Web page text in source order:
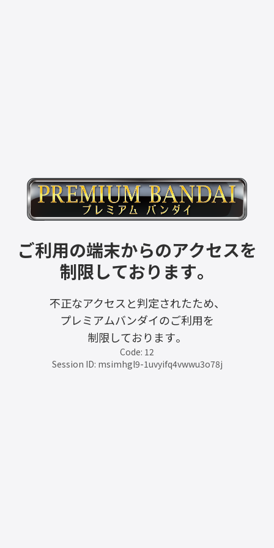
ご利用の端末からのアクセスを
制限しております。
不正なアクセスと判定されたため、
プレミアムバンダイのご利用を
制限しております。
Code: 12
Session ID: msimhgl9-1uvyifq4vwwu3o78j